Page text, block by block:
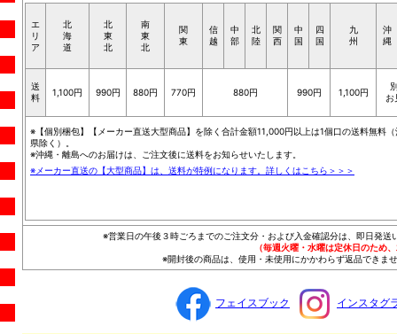
エ
リ
ア
北
海
道
北
東
北
南
東
北
関
東
信
越
中
部
北
陸
関
西
中
国
四
国
九
州
沖
縄
送
料
1,100円 990円 880円 770円 880円 990円 1,100円
お
※【個別梱包】【メーカー直送大型商品】を除く合計金額11,000円以上は1個口の送料無料（
県除く）。
※沖縄・離島へのお届けは、ご注文後に送料をお知らせいたします。
※メーカー直送の【大型商品】は、送料が特例になります。詳しくはこちら＞＞＞
※営業日の午後３時ごろまでのご注文分・および入金確認分は、即日発
（毎週火曜・水曜は定休日のため
※開封後の商品は、使用・未使用にかかわらず返品できま
フェイスブック インスタグ